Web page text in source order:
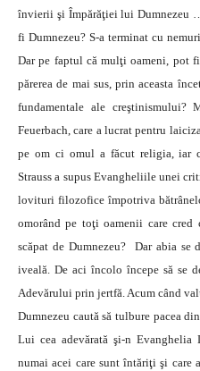
învierii şi Împărăţiei lui Dumnezeu
fi Dumnezeu? S-a terminat cu
Dar pe faptul că mulţi oameni, pot
părerea de mai sus, prin aceasta
fundamentale ale
Feuerbach, care a lucrat pentru
pe om ci omul a făcut religia, iar
Strauss a supus Evangheliile unei
lovituri filozofice împotriva
omorând pe toţi oamenii care
scăpat de Dumnezeu? Dar abia se
iveală. De aci încolo începe să se
Adevărului prin jertfă. Acum când
Dumnezeu caută să tulbure pacea
Lui cea adevărată şi-n Evanghelia
numai acei care sunt întăriţi şi care